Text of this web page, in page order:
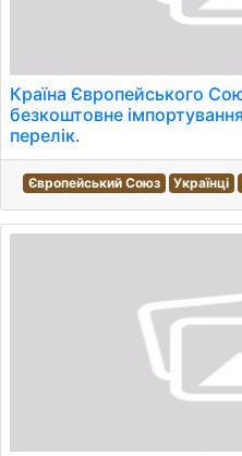
Країна Європейського
безкоштовне
перелік.
Європейський Союз Українці